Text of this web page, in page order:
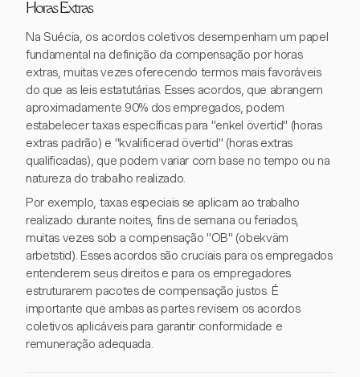
Horas Extras
Na Suécia, os acordos coletivos desempenham um papel
fundamental na definição da compensação por horas
extras, muitas vezes oferecendo termos mais favoráveis
do que as leis estatutárias. Esses acordos, que abrangem
aproximadamente 90% dos empregados, podem
estabelecer taxas específicas para "enkel övertid" (horas
extras padrão) e "kvalificerad övertid" (horas extras
qualificadas), que podem variar com base no tempo ou na
natureza do trabalho realizado.
Por exemplo, taxas especiais se aplicam ao trabalho
realizado durante noites, fins de semana ou feriados,
muitas vezes sob a compensação "OB" (obekväm
arbetstid). Esses acordos são cruciais para os empregados
entenderem seus direitos e para os empregadores
estruturarem pacotes de compensação justos. É
importante que ambas as partes revisem os acordos
coletivos aplicáveis para garantir conformidade e
remuneração adequada.